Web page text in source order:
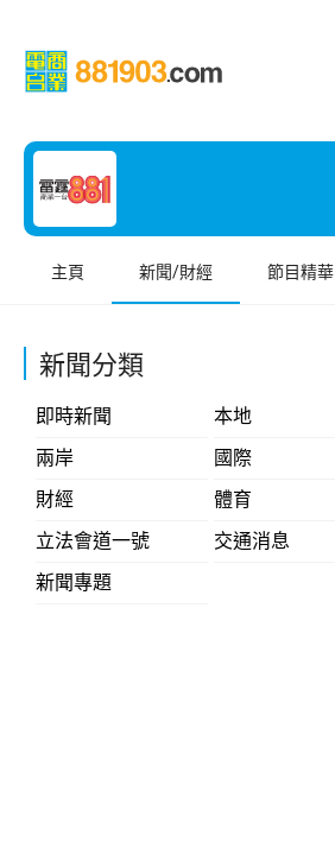
主頁 新聞/財經 節目精華
新聞分類
即時新聞
本地
兩岸
國際
財經
體育
立法會道一號
交通消息
新聞專題